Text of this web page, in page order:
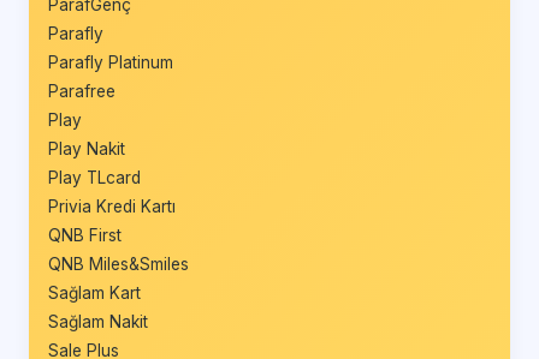
ParafGenç
Parafly
Parafly Platinum
Parafree
Play
Play Nakit
Play TLcard
Privia Kredi Kartı
QNB First
QNB Miles&Smiles
Sağlam Kart
Sağlam Nakit
Sale Plus